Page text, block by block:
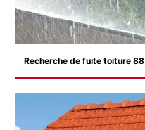
Recherche de fuite toiture 88